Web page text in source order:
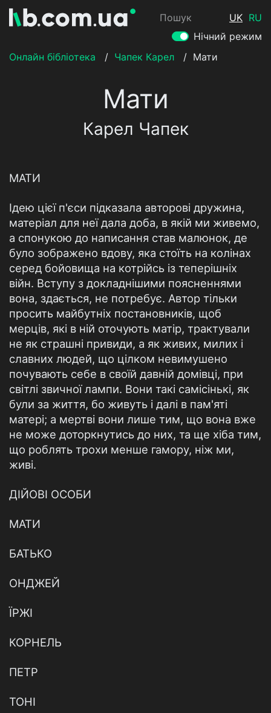
Пошук UK RU
Нічний режим
Онлайн бібліотека
/ Чапек Карел / Мати
Мати
Карел Чапек
МАТИ
Ідею цієї п'єси підказала авторові дружина,
матеріал для неї дала доба, в якій ми живемо,
а спонукою до написання став малюнок, де
було зображено вдову, яка стоїть на колінах
серед бойовища на котрійсь із теперішніх
війн. Вступу з докладнішими поясненнями
вона, здається, не потребує. Автор тільки
просить майбутніх постановників, щоб
мерців, які в ній оточують матір, трактували
не як страшні привиди, а як живих, милих і
славних людей, що цілком невимушено
почувають себе в своїй давній домівці, при
світлі звичної лампи. Вони такі самісінькі, як
були за життя, бо живуть і далі в пам'яті
матері; а мертві вони лише тим, що вона вже
не може доторкнутись до них, та ще хіба тим,
що роблять трохи менше гамору, ніж ми,
живі.
ДІЙОВІ ОСОБИ
МАТИ
БАТЬКО
ОНДЖЕЙ
ЇРЖІ
КОРНЕЛЬ
ПЕТР
ТОНІ